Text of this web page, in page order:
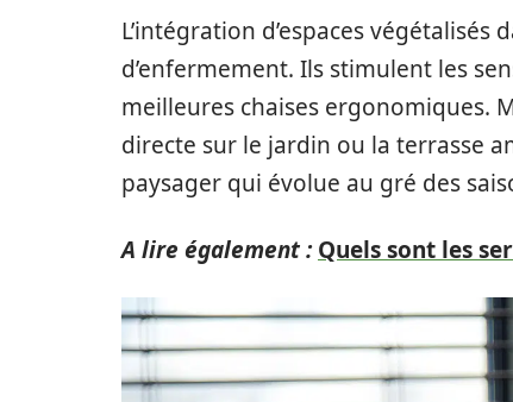
L’intégration d’espaces
d’enfermement. Ils stimulent les
meilleures chaises ergonomiques.
directe sur le jardin ou la terrasse
paysager qui évolue au gré des
A lire également : Quels sont les